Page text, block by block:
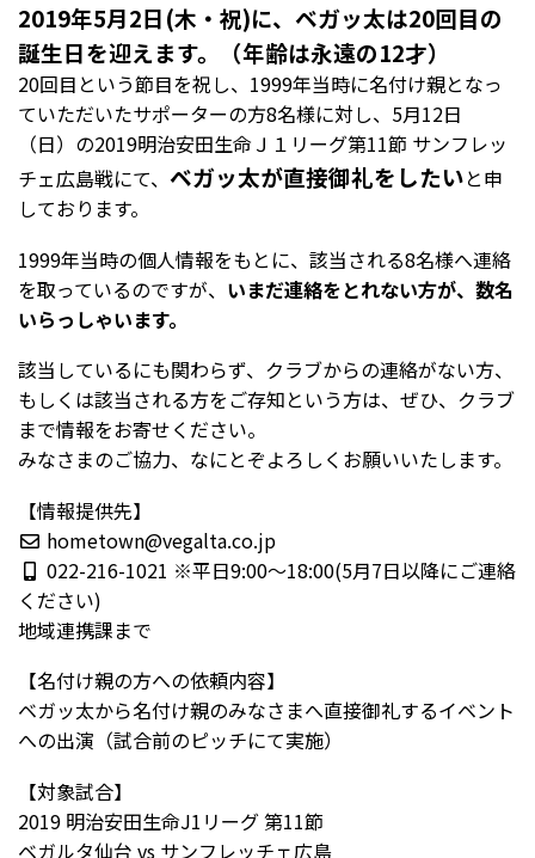
2019年5月2日(木・祝)に、ベガッ太は20回目の
誕生日を迎えます。（年齢は永遠の12才）
20回目という節目を祝し、1999年当時に名付け親となっ
ていただいたサポーターの方8名様に対し、5月12日
（日）の2019明治安田生命Ｊ１リーグ第11節 サンフレッ
チェ広島戦にて、 ベガッ太が直接御礼をしたいと申
しております。
1999年当時の個人情報をもとに、該当される8名様へ連絡
を取っているのですが、 いまだ連絡をとれない方が、数名
いらっしゃいます。
該当しているにも関わらず、クラブからの連絡がない方、
もしくは該当される方をご存知という方は、ぜひ、クラブ
まで情報をお寄せください。
みなさまのご協力、なにとぞよろしくお願いいたします。
【情報提供先】
hometown@vegalta.co.jp
022-216-1021 ※平日9:00～18:00(5月7日以降にご連絡
ください)
地域連携課まで
【名付け親の方への依頼内容】
ベガッ太から名付け親のみなさまへ直接御礼するイベント
への出演（試合前のピッチにて実施）
【対象試合】
2019 明治安田生命J1リーグ 第11節
ベガルタ仙台 vs サンフレッチェ広島